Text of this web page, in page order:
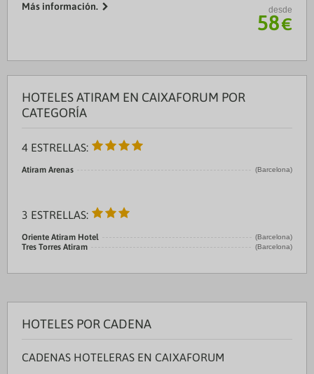
de Park Güell y Plaza de Catalunya. ...
Más información. desde
58€
HOTELES ATIRAM EN CAIXAFORUM POR
CATEGORÍA
4 ESTRELLAS:
Atiram Arenas (Barcelona)
3 ESTRELLAS:
Oriente Atiram Hotel (Barcelona)
Tres Torres Atiram (Barcelona)
HOTELES POR CADENA
CADENAS HOTELERAS EN CAIXAFORUM